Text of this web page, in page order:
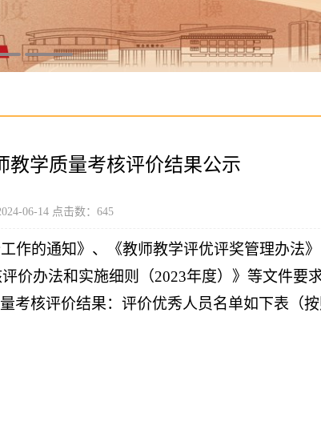
教学质量考核评价结果公示
06-14 点击数： 645
作的通知》、《教师教学评优评奖管理办法
价办法和实施细则（2023年度）》等文件要
考核评价结果：评价优秀人员名单如下表（